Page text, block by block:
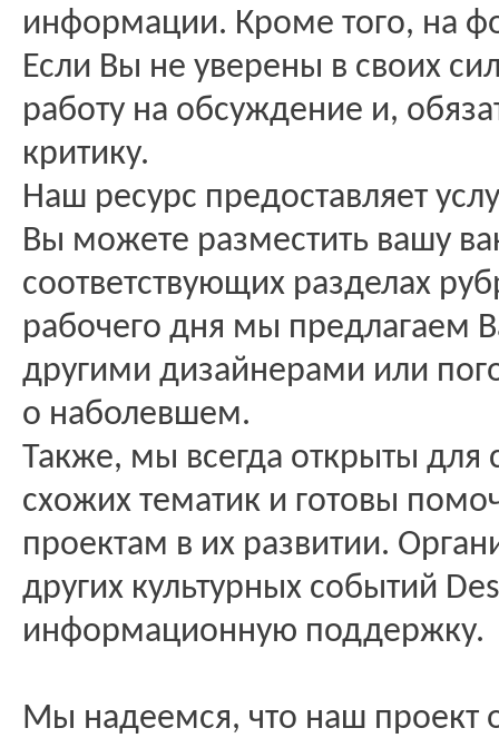
информации. Кроме того, на
Если Вы не уверены в своих
работу на обсуждение и,
критику.
Наш ресурс предоставляет
Вы можете разместить вашу
соответствующих разделах
рабочего дня мы предлагаем
другими дизайнерами или
о наболевшем.
Также, мы всегда открыты для
схожих тематик и готовы
проектам в их развитии.
других культурных событий
информационную поддержку.
Мы надеемся, что наш проект